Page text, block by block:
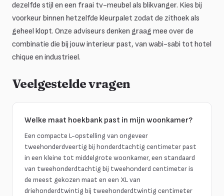
dezelfde stijl en een fraai tv-meubel als blikvanger. Kies bij
voorkeur binnen hetzelfde kleurpalet zodat de zithoek als
geheel klopt. Onze adviseurs denken graag mee over de
combinatie die bij jouw interieur past, van wabi-sabi tot hotel
chique en industrieel.
Veelgestelde vragen
Welke maat hoekbank past in mijn woonkamer?
Een compacte L-opstelling van ongeveer
tweehonderdveertig bij honderdtachtig centimeter past
in een kleine tot middelgrote woonkamer, een standaard
van tweehonderdtachtig bij tweehonderd centimeter is
de meest gekozen maat en een XL van
driehonderdtwintig bij tweehonderdtwintig centimeter